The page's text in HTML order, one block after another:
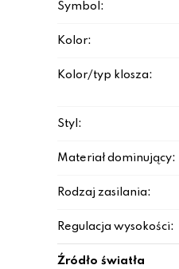
Symbol:
Kolor:
Kolor/typ klosza:
Styl:
Materiał dominujący:
Rodzaj zasilania:
Regulacja wysokości:
Źródło światła